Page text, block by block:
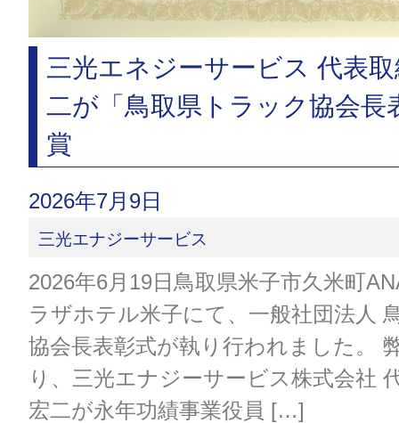
三光エネジーサービス 代表
二が「鳥取県トラック協会長
賞
2026年7月9日
三光エナジーサービス
2026年6月19日鳥取県米子市久米町
ラザホテル米子にて、一般社団法人
協会長表彰式が執り行われました。
り、三光エナジーサービス株式会社
宏二が永年功績事業役員 […]